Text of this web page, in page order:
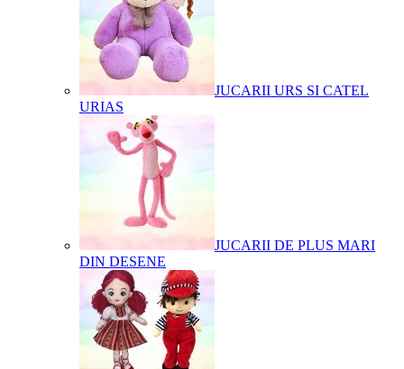
JUCARII URS SI CATEL
URIAS
JUCARII DE PLUS MARI
DIN DESENE